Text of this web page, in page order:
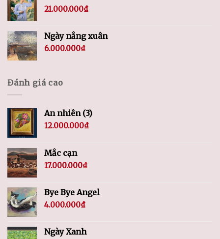
21.000.000₫
Ngày nắng xuân
6.000.000₫
Đánh giá cao
An nhiên (3)
12.000.000₫
Mắc cạn
17.000.000₫
Bye Bye Angel
4.000.000₫
Ngày Xanh